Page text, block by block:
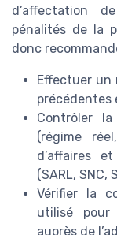
d’affectation
pénalités de la
donc
Effectuer un
précédentes
Contrôler
(régime
d’affaires
(SARL, SNC,
Vérifier la
utilisé
auprès de